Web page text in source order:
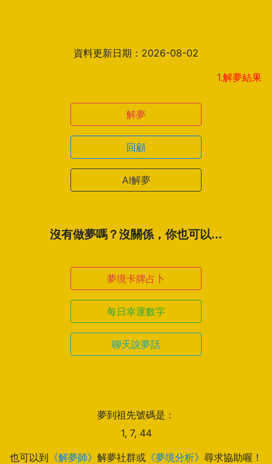
資料更新日期：2026-08-02
1.解夢結果頁新增見
解夢
回顧
AI解夢
沒有做夢嗎？沒關係，你也可以...
夢境卡牌占卜
每日幸運數字
聊天說夢話
夢到祖先號碼是：
1, 7, 44
也可以到 《解夢師》 解夢社群或 《夢境分析》 尋求協助喔！